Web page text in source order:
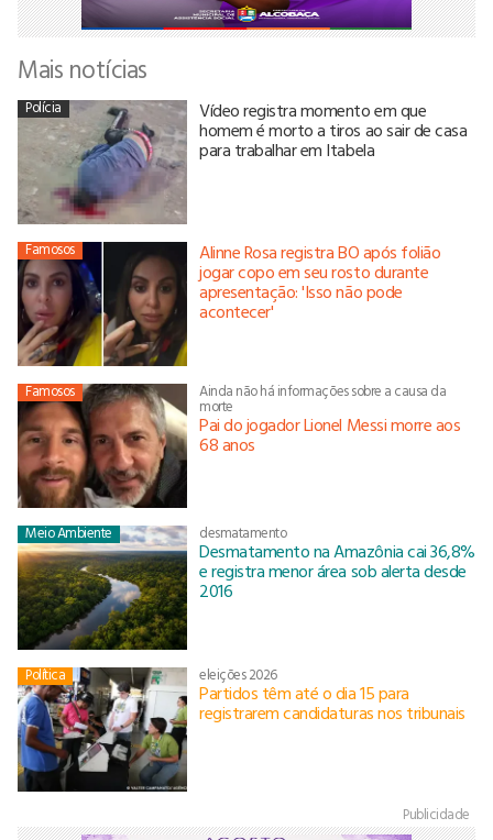
Mais notícias
Polícia Vídeo registra momento em que
homem é morto a tiros ao sair de casa
para trabalhar em Itabela
Famosos Alinne Rosa registra BO após folião
jogar copo em seu rosto durante
apresentação: 'Isso não pode
acontecer'
Famosos Ainda não há informações sobre a causa da
morte
Pai do jogador Lionel Messi morre aos
68 anos
Meio Ambiente desmatamento
Desmatamento na Amazônia cai 36,8%
e registra menor área sob alerta desde
2016
Política eleições 2026
Partidos têm até o dia 15 para
registrarem candidaturas nos tribunais
Publicidade